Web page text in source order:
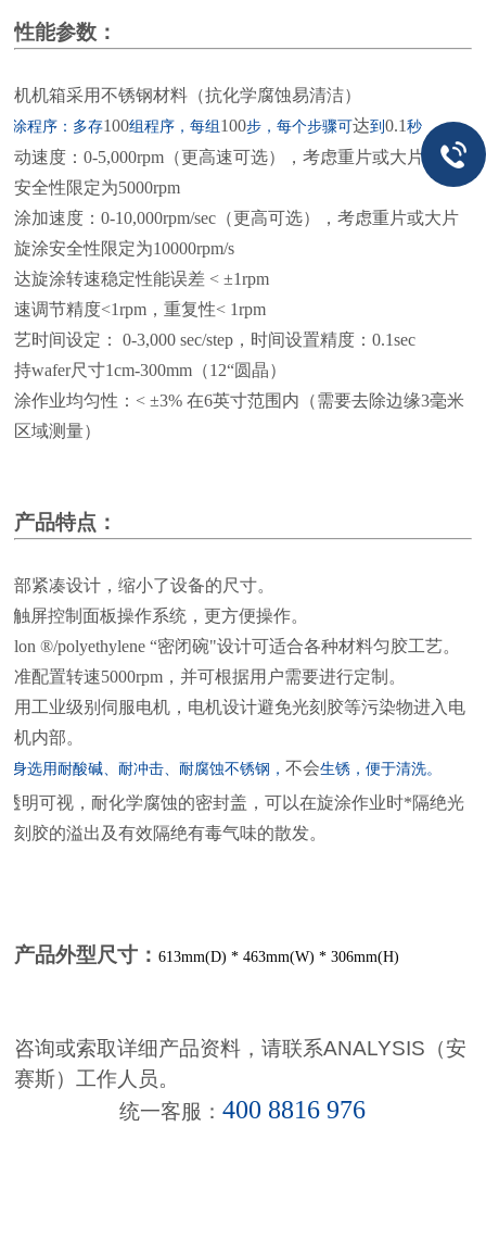
性能参数：
机机箱采用不锈钢材料（抗化学腐蚀易清洁）
涂程序：多存100组程序，每组 100步，每个步骤可达到0.1秒
动速度：0-5,000rpm （更高速可选），考虑重片或大片旋涂
安全性限定为5000rpm
涂加速度：0-10,000rpm/sec （更高可选），考虑重片或大片
旋涂安全性限定为10000rpm/s
达旋涂转速稳定性能误差 < ±1rpm
速调节精度<1rpm ，重复性< 1rpm
艺时间设定：
0-3,000 sec/step ，时间设置精度：0.1sec
持wafer尺寸1cm-300mm （12“圆晶）
涂作业均匀性： < ±3%在6英寸范围内（需要去除边缘3毫米
区域测量）
产品特点：
部紧凑设计，缩小了设备的尺寸。
触屏控制面板操作系统，更方便操作。
®/polyethylene “密闭碗"设计可适合各种材料匀胶工艺。
准配置转速5000rpm ，并可根据用户需要进行定制。
用工业级别伺服电机，电机设计避免光刻胶等污染物进入电
机内部。
身选用耐酸碱、耐冲击、耐腐蚀不锈钢，不会生锈，便于清洗。
透明可视，耐化学腐蚀的密封盖，可以在旋涂作业时*隔绝光
刻胶的溢出及有效隔绝有毒气味的散发。
产品外型尺寸：613mm(D) * 463mm(W) * 306mm(H)
咨询或索取详细产品资料，请联系ANALYSIS （安
赛斯） 工作人员。
统一客服：400 8816 976